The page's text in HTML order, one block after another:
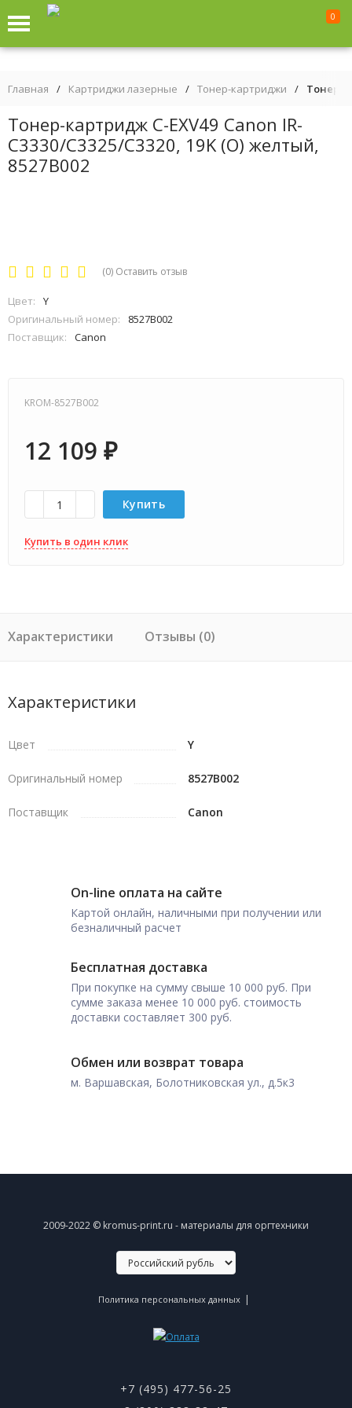
0
Главная / Картриджи лазерные / Тонер-картриджи / Тонер-
Тонер-картридж C-EXV49 Canon IR-
C3330/C3325/C3320, 19K (О) желтый,
8527B002
(0) Оставить отзыв
Цвет:
Y
Оригинальный номер:
8527B002
Поставщик:
Canon
KROM-8527B002
12 109 ₽
Купить
Купить в один клик
Характеристики Отзывы (0)
Характеристики
Цвет Y
Оригинальный номер 8527B002
Поставщик Canon
On-line оплата на сайте
Картой онлайн, наличными при получении или
безналичный расчет
Бесплатная доставка
При покупке на сумму свыше 10 000 руб. При
сумме заказа менее 10 000 руб. стоимость
доставки составляет 300 руб.
Обмен или возврат товара
м. Варшавская, Болотниковская ул., д.5к3
2009-2022 © kromus-print.ru - материалы для оргтехники
Политика персональных данных |
+7 (495) 477-56-25